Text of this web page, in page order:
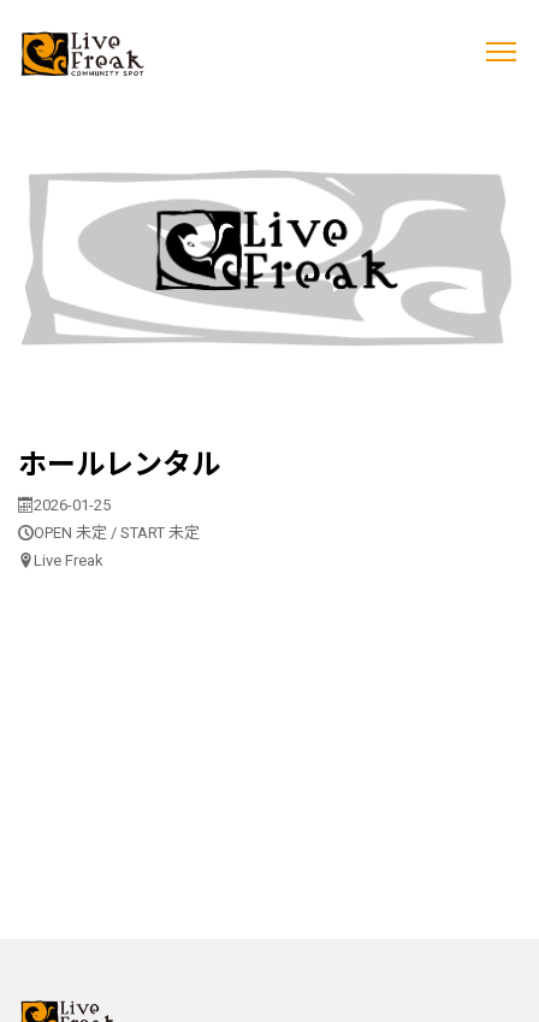
ホールレンタル
2026-01-25
OPEN 未定 / START 未定
Live Freak